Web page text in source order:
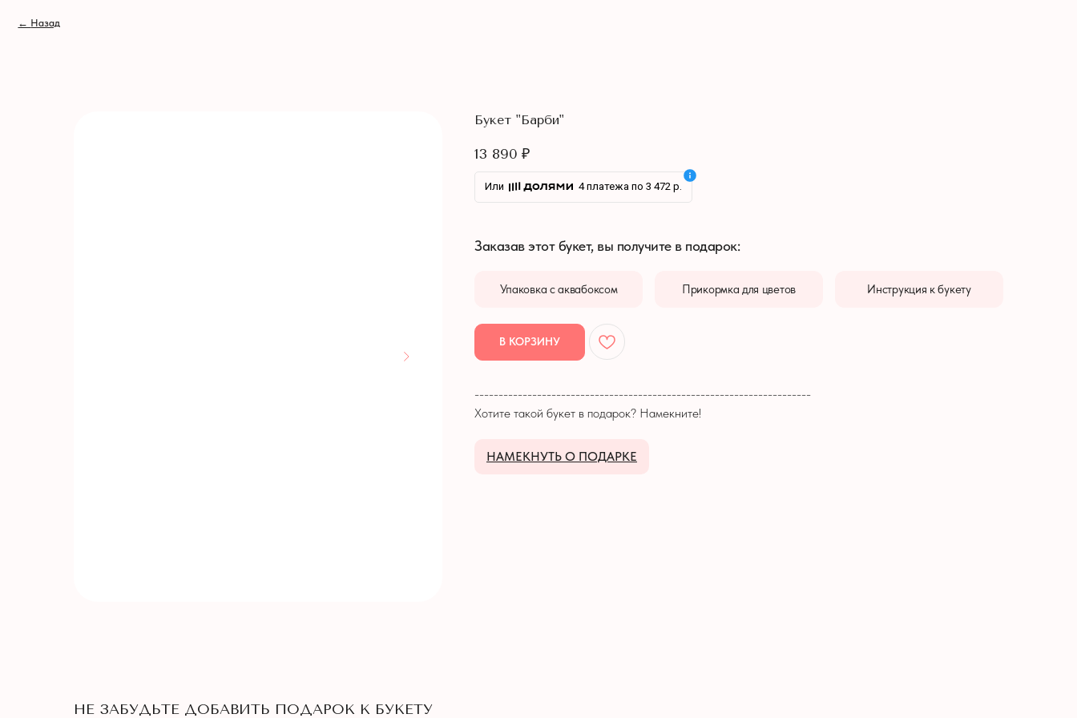
Назад
Букет "Барби"
13 890 ₽
Или 4 платежа по 3 472 р.
Заказав этот букет, вы получите в подарок:
Упаковка с аквабоксом Прикормка для цветов Инструкция к букету
В КОРЗИНУ
----------------------------------------------------------------------
Хотите такой букет в подарок? Намекните!
НАМЕКНУТЬ О ПОДАРКЕ
НЕ ЗАБУДЬТЕ ДОБАВИТЬ ПОДАРОК К БУКЕТУ